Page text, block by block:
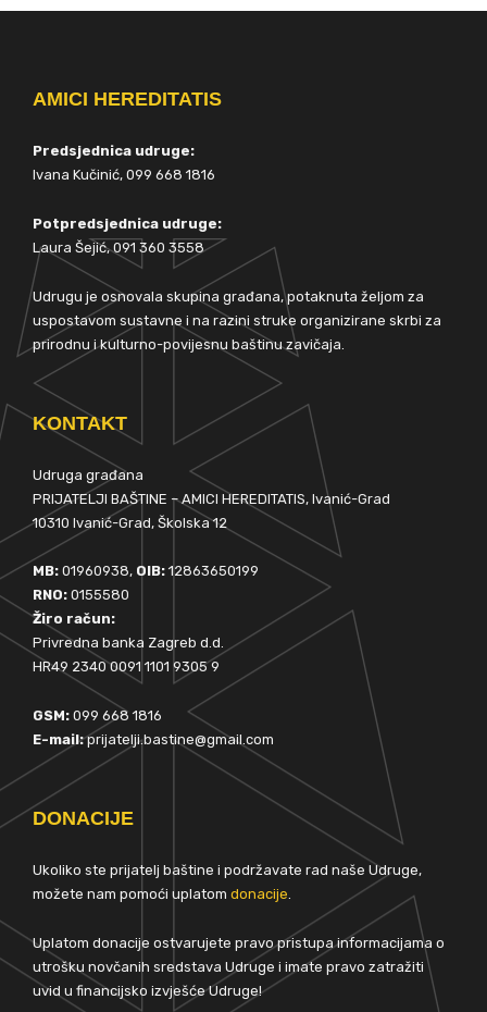
AMICI HEREDITATIS
Predsjednica udruge:
Ivana Kučinić, 099 668 1816
Potpredsjednica udruge:
Laura Šejić, 091 360 3558
Udrugu je osnovala skupina građana, potaknuta željom za
uspostavom sustavne i na razini struke organizirane skrbi za
prirodnu i kulturno-povijesnu baštinu zavičaja.
KONTAKT
Udruga građana
PRIJATELJI BAŠTINE – AMICI HEREDITATIS, Ivanić-Grad
10310 Ivanić-Grad, Školska 12
MB: 01960938, OIB: 12863650199
RNO: 0155580
Žiro račun:
Privredna banka Zagreb d.d.
HR49 2340 0091 1101 9305 9
GSM: 099 668 1816
E-mail:prijatelji.bastine@gmail.com
DONACIJE
Ukoliko ste prijatelj baštine i podržavate rad naše Udruge,
možete nam pomoći uplatom donacije.
Uplatom donacije ostvarujete pravo pristupa informacijama o
utrošku novčanih sredstava Udruge i imate pravo zatražiti
uvid u financijsko izvješće Udruge!